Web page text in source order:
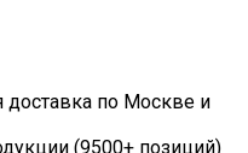
доставка по Москве и
(9500+ позиций)